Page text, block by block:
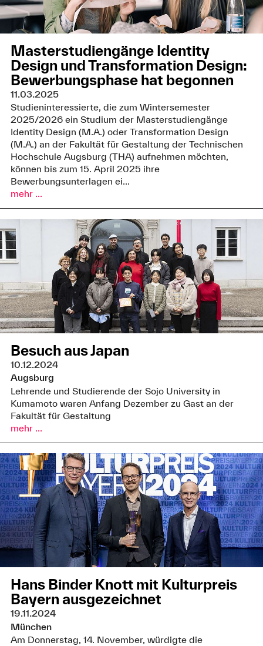
Masterstudiengänge Identity
Design und Transformation Design:
Bewerbungsphase hat begonnen
11.03.2025
Studieninteressierte, die zum Wintersemester
2025/2026 ein Studium der Masterstudiengänge
Identity Design (M.A.) oder Transformation Design
(M.A.) an der Fakultät für Gestaltung der Technischen
Hochschule Augsburg (THA) aufnehmen möchten,
können bis zum 15. April 2025 ihre
Bewerbungsunterlagen ei...
mehr ...
Besuch aus Japan
10.12.2024
Augsburg
Lehrende und Studierende der Sojo University in
Kumamoto waren Anfang Dezember zu Gast an der
Fakultät für Gestaltung
mehr ...
Hans Binder Knott mit Kulturpreis
Bayern ausgezeichnet
19.11.2024
München
Am Donnerstag, 14. November, würdigte die